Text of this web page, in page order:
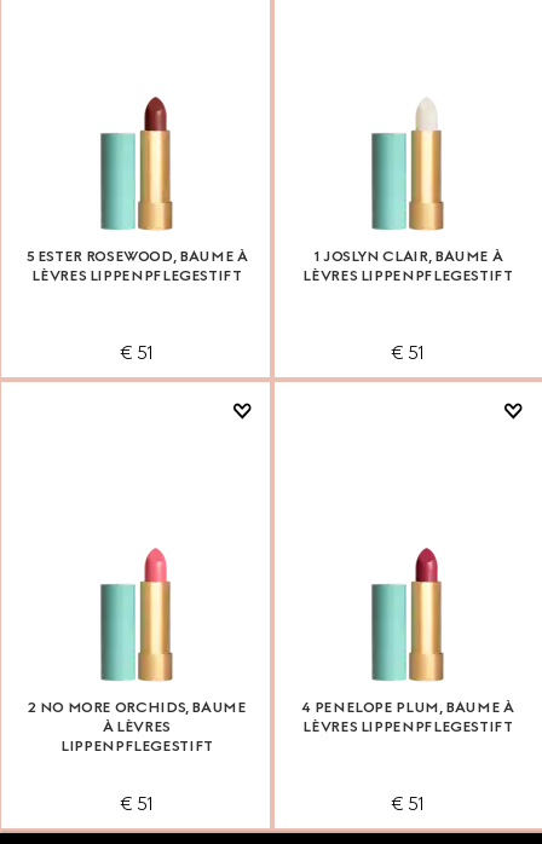
5 ESTER ROSEWOOD, BAUME À
LÈVRES LIPPENPFLEGESTIFT
€ 51
1 JOSLYN CLAIR, BAUME À
LÈVRES LIPPENPFLEGESTIFT
€ 51
2 NO MORE ORCHIDS, BAUME
À LÈVRES
LIPPENPFLEGESTIFT
€ 51
4 PENELOPE PLUM, BAUME À
LÈVRES LIPPENPFLEGESTIFT
€ 51